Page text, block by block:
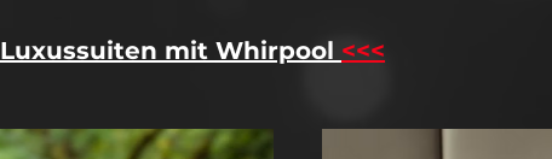
Luxussuiten mit Whirpool <<<